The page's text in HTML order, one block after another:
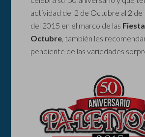
actividad del 2 de Octubre al 2
del 2015 en el marco de las
Octubre, también les
pendiente de las variedades